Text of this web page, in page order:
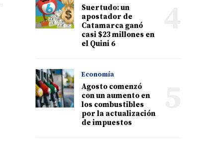
Suertudo: un
apostador de
Catamarca ganó
casi $23 millones en
el Quini 6
Economía
Agosto comenzó
con un aumento en
los combustibles
por la actualización
de impuestos